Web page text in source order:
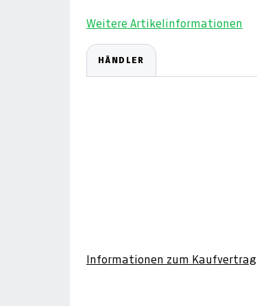
Weitere Artikelinformationen
HÄNDLER
Informationen zum Kaufvertrag